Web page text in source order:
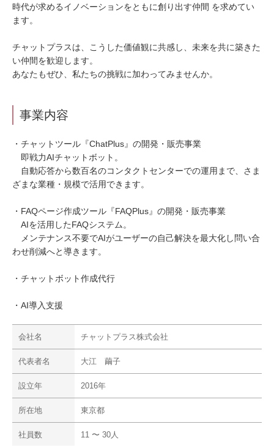
時代が求めるイノベーションをともに創り出す仲間 を求めてい
ます。
チャットプラスは、こうした価値観に共感し、未来を共に築きた
い仲間を歓迎します。
あなたもぜひ、私たちの挑戦に加わってみませんか。
事業内容
・チャットツール『ChatPlus』の開発・販売事業
即戦力AIチャットボット。
自動応答から数百名のコンタクトセンターでの運用まで、さま
ざまな業種・規模で活用できます。
・FAQページ作成ツール『FAQPlus』の開発・販売事業
AIを活用したFAQシステム。
メンテナンス不要でAIがユーザーの自己解決を最大化し問い合
わせ削減へと導きます。
・チャットボット作成代行
・AI導入支援
会社名 チャットプラス株式会社
代表者名 大江 繭子
設立年 2016年
所在地 東京都
社員数 11 〜 30人